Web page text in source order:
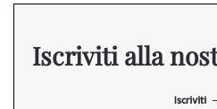
Iscriviti alla
Iscriviti